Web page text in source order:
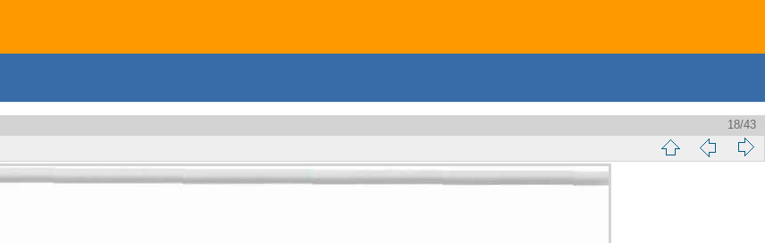
18/43